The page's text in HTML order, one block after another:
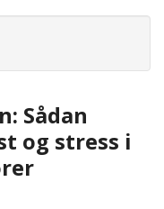
Sådan
og stress i